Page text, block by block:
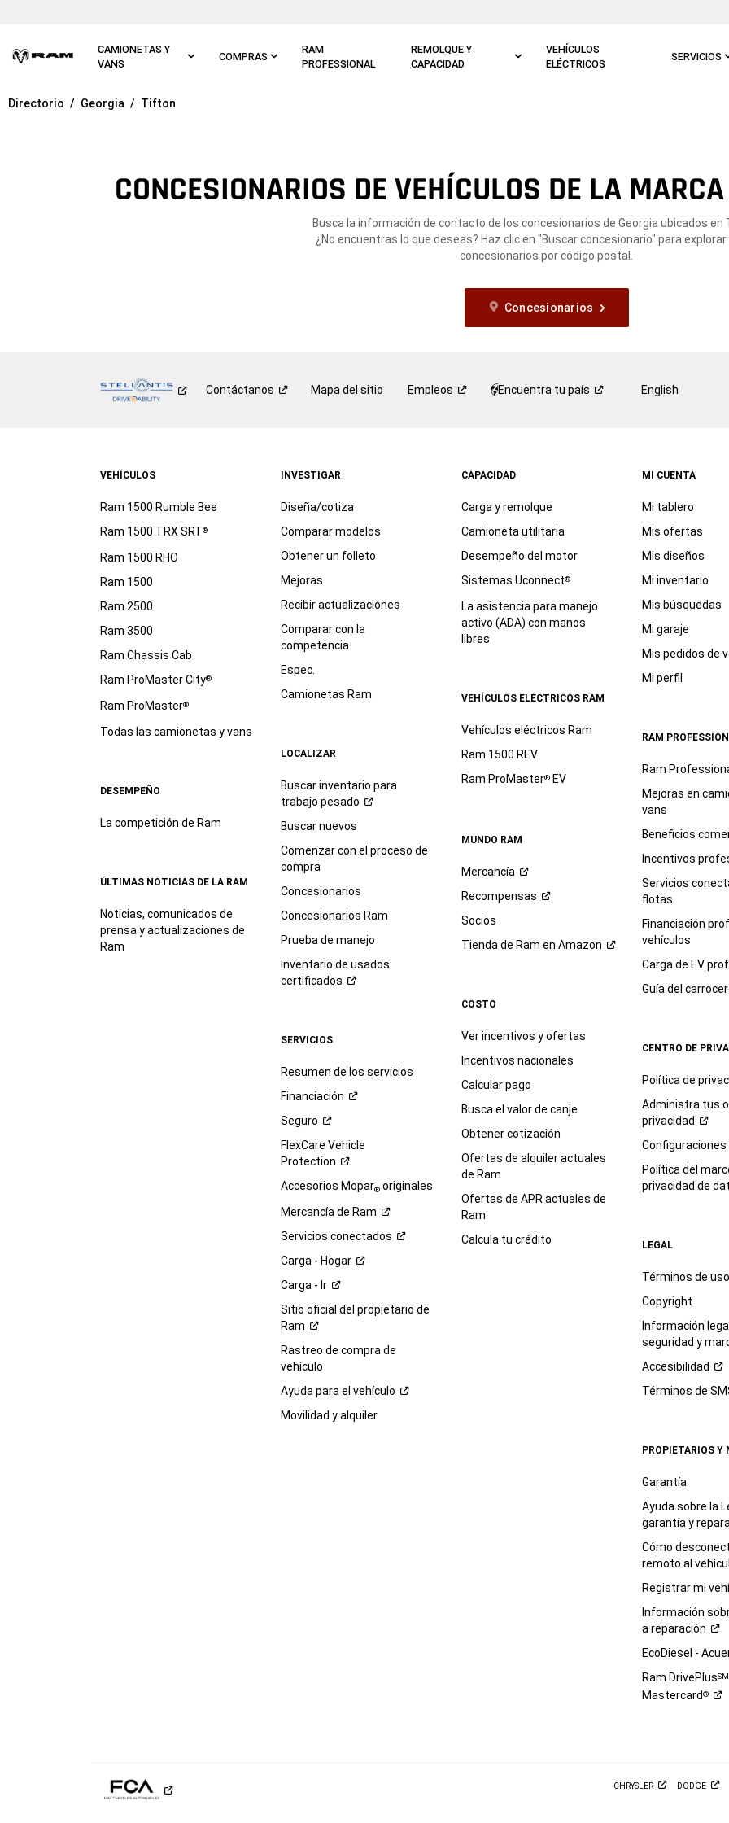
CAMIONETAS Y
VANS
COMPRAS
RAM
PROFESSIONAL
REMOLQUE Y
CAPACIDAD
VEHÍCULOS
ELÉCTRICOS
SERVICIOS
Ir a
Directorio Georgia Tifton
CONCESIONARIOS DE VEHÍCULOS DE LA
Busca la información de contacto de los concesionarios de Georgia ubicados en
¿No encuentras lo que deseas? Haz clic en "Buscar concesionario" para
concesionarios por código postal.
Concesionarios
Contáctanos Mapa del sitio Empleos Encuentra tu país English
VEHÍCULOS
Ram 1500 Rumble Bee
Ram 1500 TRX SRT®
Ram 1500 RHO
Ram 1500
Ram 2500
Ram 3500
Ram Chassis Cab
Ram ProMaster City®
Ram ProMaster®
Todas las camionetas y vans
DESEMPEÑO
La competición de Ram
ÚLTIMAS NOTICIAS DE LA RAM
Noticias, comunicados de
prensa y actualizaciones de
Ram
INVESTIGAR
Diseña/cotiza
Comparar modelos
Obtener un folleto
Mejoras
Recibir actualizaciones
Comparar con la
competencia
Espec.
Camionetas Ram
LOCALIZAR
Buscar inventario para
trabajo pesado
Buscar nuevos
Comenzar con el proceso de
compra
Concesionarios
Concesionarios Ram
Prueba de manejo
Inventario de usados
certificados
SERVICIOS
Resumen de los servicios
Financiación
Seguro
FlexCare Vehicle
Protection
Accesorios Mopar®originales
Mercancía de Ram
Servicios conectados
Carga - Hogar
Carga - Ir
Sitio oficial del propietario de
Ram
Rastreo de compra de
vehículo
Ayuda para el vehículo
Movilidad y alquiler
CAPACIDAD
Carga y remolque
Camioneta utilitaria
Desempeño del motor
Sistemas Uconnect®
La asistencia para manejo
activo (ADA) con manos
libres
VEHÍCULOS ELÉCTRICOS RAM
Vehículos eléctricos Ram
Ram 1500 REV
Ram ProMaster®EV
MUNDO RAM
Mercancía
Recompensas
Socios
Tienda de Ram en Amazon
COSTO
Ver incentivos y ofertas
Incentivos nacionales
Calcular pago
Busca el valor de canje
Obtener cotización
Ofertas de alquiler actuales
de Ram
Ofertas de APR actuales de
Ram
Calcula tu crédito
MI CUENTA
Mi tablero
Mis ofertas
Mis diseños
Mi inventario
Mis búsquedas
Mi garaje
Mis pedidos de
Mi perfil
RAM
Ram
Mejoras en
vans
Beneficios
Incentivos
Servicios
flotas
Financiación
vehículos
Carga de EV
Guía del
CENTRO DE
Política de
Administra tus
privacidad
Configuraciones
Política del
privacidad de
LEGAL
Términos de uso
Copyright
Información
seguridad y
Accesibilidad
Términos de
PROPIETARIOS Y
Garantía
Ayuda sobre la
garantía y
Cómo
remoto al
Registrar mi
Información
areparación
EcoDiesel -
Ram DrivePlusSM
Mastercard®
CHRYSLER DODGE